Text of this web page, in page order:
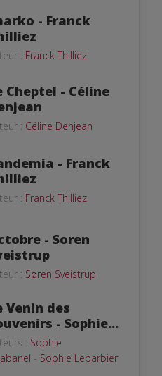
- Franck
: Franck Thilliez
Cheptel - Céline
: Céline Denjean
- Franck
: Franck Thilliez
- Soren
: Søren Sveistrup
Venin des
- Sophie...
: Sophie
- Sophie Lebarbier